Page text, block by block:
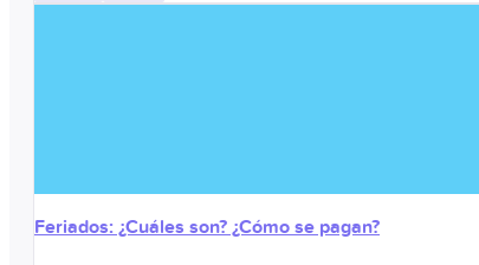
Feriados: ¿Cuáles son? ¿Cómo se pagan?